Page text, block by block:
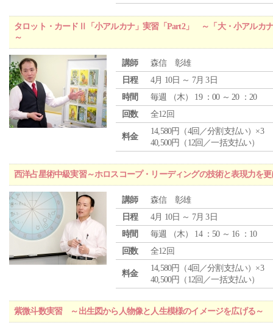
タロット・カードⅡ「小アルカナ」実習「Part2」 ～「大・小アルカ
～
講師
森信 彰雄
日程
4月 10日 ～ 7月 3日
時間
毎週 （木） 19 ：00 ～ 20 ：20
回数
全12回
料金
14,580円（4回／分割支払い）×3
40,500円（12回／一括支払い）
西洋占星術中級実習～ホロスコープ・リーディングの技術と表現力を
講師
森信 彰雄
日程
4月 10日 ～ 7月 3日
時間
毎週 （木） 14 ：50 ～ 16 ：10
回数
全12回
料金
14,580円（4回／分割支払い）×3
40,500円（12回／一括支払い）
紫微斗数実習 ～出生図から人物像と人生模様のイメージを広げる～